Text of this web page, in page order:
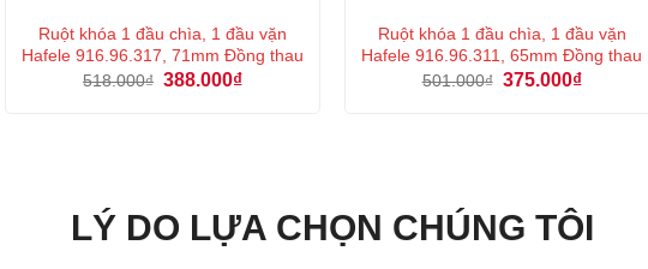
Ruột khóa 1 đầu chìa, 1 đầu vặn
Hafele 916.96.317, 71mm Đồng thau
518.000₫ Giá
388.000₫Giá
Ruột khóa 1 đầu chìa, 1 đầu vặn
Hafele 916.96.311, 65mm Đồng thau
501.000₫ Giá
375.000₫Giá
LÝ DO LỰA CHỌN CHÚNG TÔI